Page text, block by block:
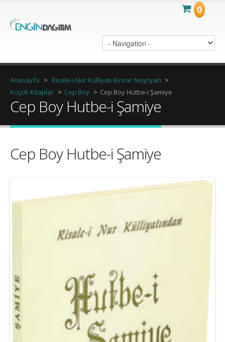
0
Anasayfa > Risale-i Nur Külliyatı (Envar Neşriyat) >
Küçük Kitaplar > Cep Boy > Cep Boy Hutbe-i Şamiye
Cep Boy Hutbe-i Şamiye
Cep Boy Hutbe-i Şamiye